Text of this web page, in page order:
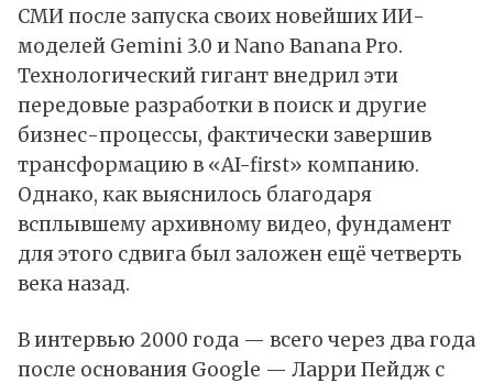
СМИ после запуска своих новейших ИИ-
моделей Gemini 3.0 и Nano Banana Pro.
Технологический гигант внедрил эти
передовые разработки в поиск и другие
бизнес-процессы, фактически завершив
трансформацию в «AI-first» компанию.
Однако, как выяснилось благодаря
всплывшему архивному видео, фундамент
для этого сдвига был заложен ещё четверть
века назад.
Винтервью 2000 года — всего через два года
после основания Google — Ларри Пейдж с